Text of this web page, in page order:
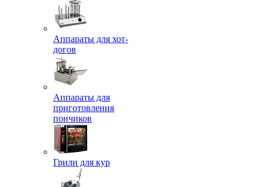
Аппараты для хот-
догов
Аппараты для
приготовления
пончиков
Грили для кур